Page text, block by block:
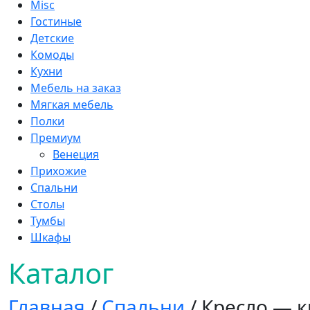
Misc
Гостиные
Детские
Комоды
Кухни
Мебель на заказ
Мягкая мебель
Полки
Премиум
Венеция
Прихожие
Спальни
Столы
Тумбы
Шкафы
Каталог